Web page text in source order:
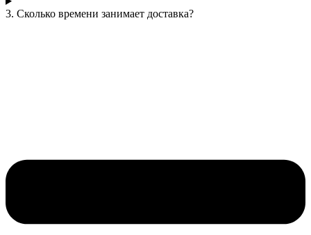
3. Сколько времени занимает доставка?